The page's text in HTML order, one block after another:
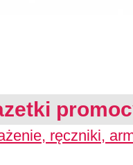
ręczniki,